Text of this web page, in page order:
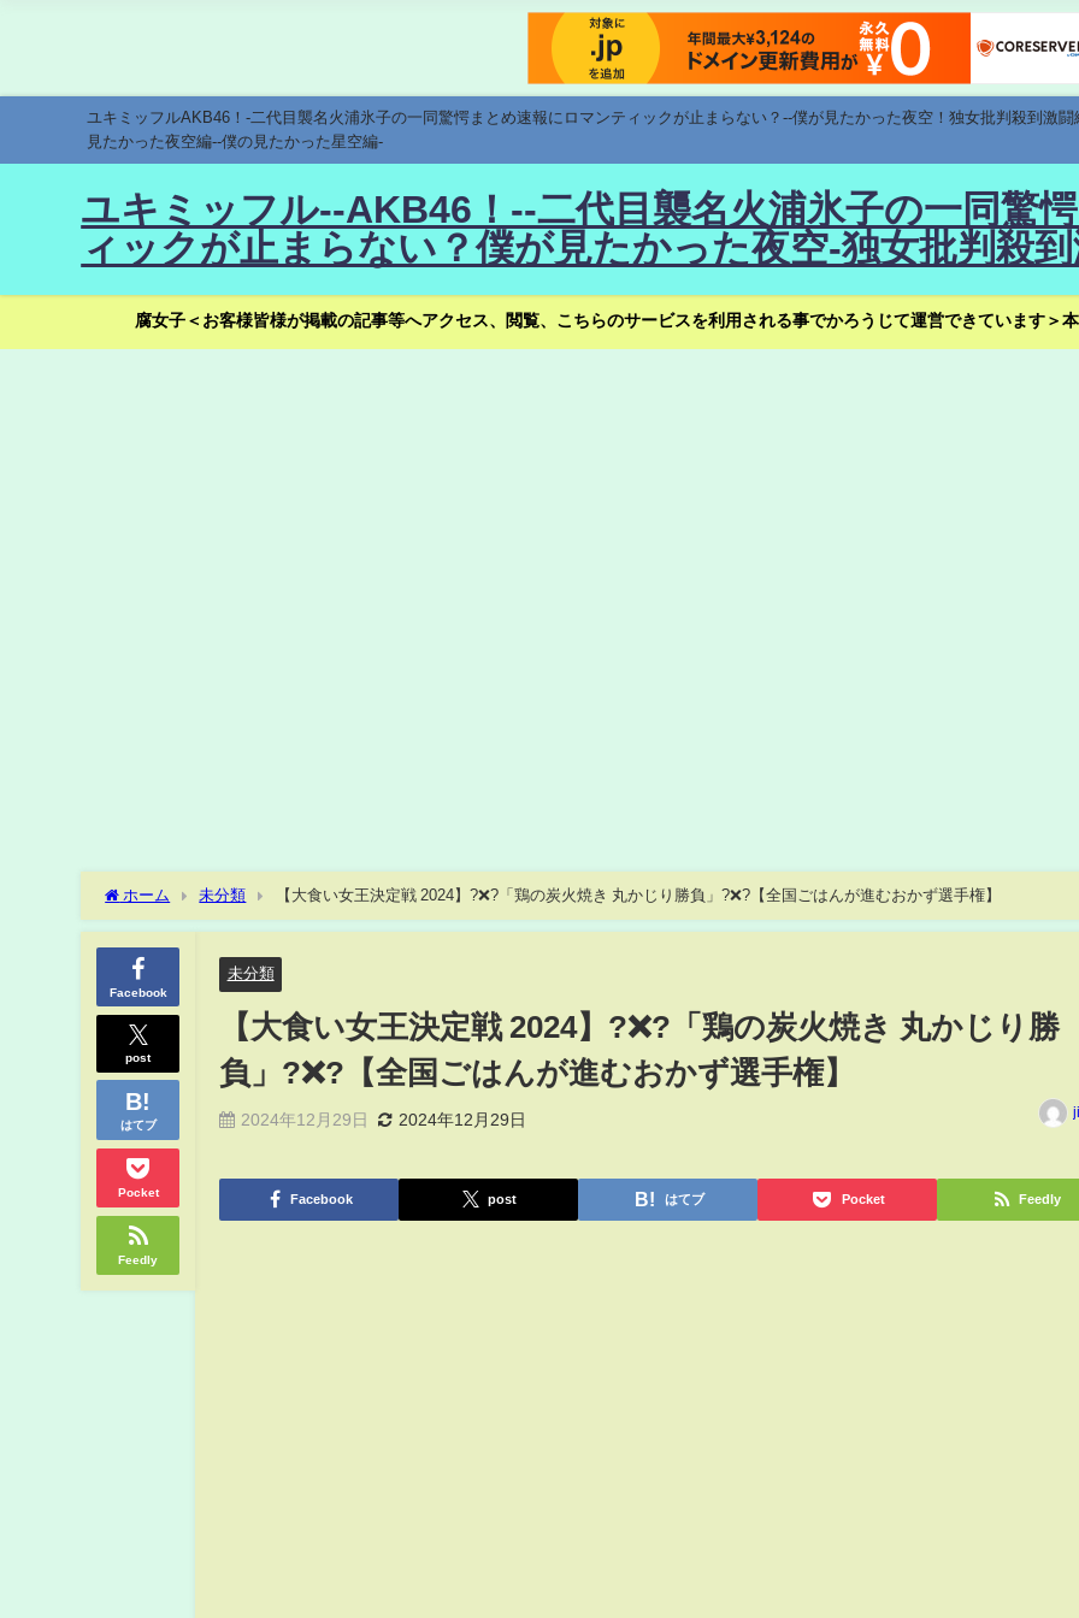
ユキミッフルAKB46！-二代目襲名火浦氷子の一同驚愕まとめ速報にロマンティックが止まらない？--僕が見たかった夜空！独女批判殺到激
見たかった夜空編--僕の見たかった星空編-
ユキミッフル--AKB46！--二代目襲名火浦氷子の一同驚
ィックが止まらない？僕が見たかった夜空-独女批判殺
腐女子＜お客様皆様が掲載の記事等へアクセス、閲覧、こちらのサービスを利用される事でかろうじて運営できています＞
ホーム 未分類 【大食い女王決定戦 2024】?❌?「鶏の炭火焼き 丸かじり勝負」?❌?【全国ごはんが進むおかず選手権】
Facebook
post
はてブ
Pocket
Feedly
未分類
【大食い女王決定戦 2024】?❌?「鶏の炭火焼き 丸かじり勝
負」?❌?【全国ごはんが進むおかず選手権】
2024年12月29日 2024年12月29日
Facebook post はてブ Pocket Feedly